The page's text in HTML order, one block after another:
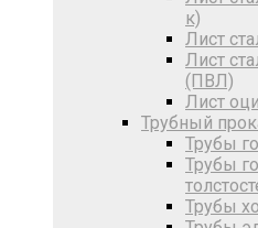
к)
Лист
Лист
(ПВЛ)
Лист
Трубный
Трубы
Трубы
Трубы